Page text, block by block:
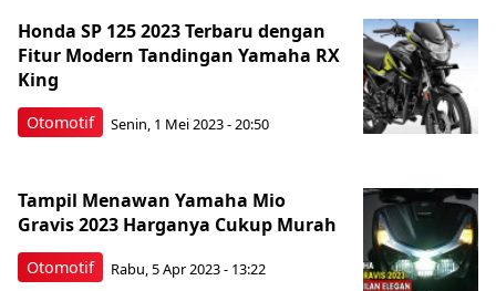
Otomotif
Honda SP 125 2023 Terbaru dengan
Fitur Modern Tandingan Yamaha RX
King
Senin, 1 Mei 2023 - 20:50
Otomotif
Tampil Menawan Yamaha Mio
Gravis 2023 Harganya Cukup Murah
Rabu, 5 Apr 2023 - 13:22